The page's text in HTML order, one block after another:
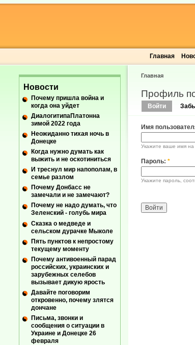
Главная
Главная
Профиль
Войти
Имя
Укажите ваше имя на
Пароль: *
Укажите пароль,
Новости
Почему пришла война и
когда она уйдет
ДиалогитипаПлатонна
зимой 2022 года
Неожиданно тихая ночь в
Донецке
Когда нужно думать как
выжить и не оскотиниться
И треснул мир напополам, в
семье разлом
Почему Донбасс не
замечали и не замечают?
Почему не надо думать, что
Зеленский - голубь мира
Сказка о медведе и
сельском дурачке Мыколе
Пять пунктов к непростому
текущему моменту
Почему антивоенный парад
российских, украинских и
зарубежных селебов
вызывает дикую ярость
Давайте поговорим
откровенно, почему злятся
дончане
Письма, звонки и
сообщения о ситуации в
Украине и Донецке 26
февраля